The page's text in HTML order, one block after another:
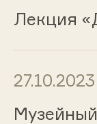
Лекция
27.10.2023